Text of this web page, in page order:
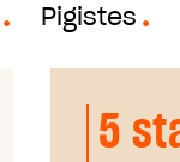
Pigistes
5